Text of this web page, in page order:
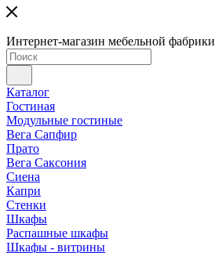
Интернет-магазин мебельной фабрики
Каталог
Гостиная
Модульные гостиные
Вега Сапфир
Прато
Вега Саксония
Сиена
Капри
Стенки
Шкафы
Распашные шкафы
Шкафы - витрины